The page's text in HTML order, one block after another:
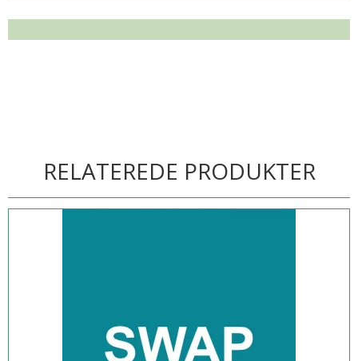
RELATEREDE PRODUKTER